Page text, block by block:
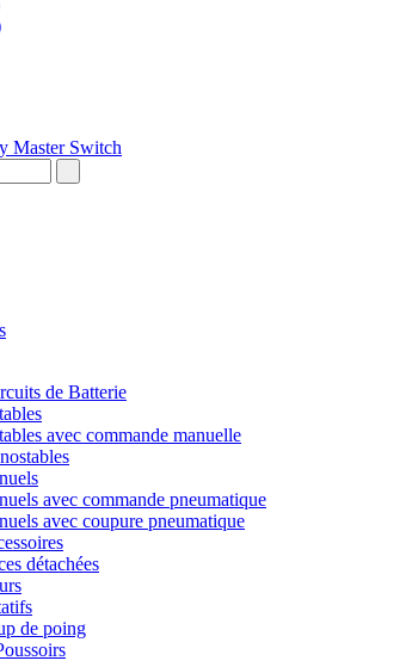
de Batterie
avec commande manuelle
avec commande pneumatique
avec coupure pneumatique
détachées
de poing